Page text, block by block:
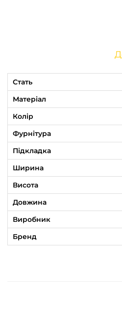
Стать
Матеріал
Колір
Фурнітура
Підкладка
Ширина
Висота
Довжина
Виробник
Бренд